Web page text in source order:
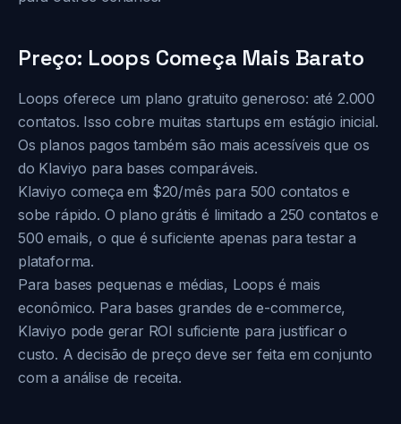
Preço: Loops Começa Mais Barato
Loops oferece um plano gratuito generoso: até 2.000
contatos. Isso cobre muitas startups em estágio inicial.
Os planos pagos também são mais acessíveis que os
do Klaviyo para bases comparáveis.
Klaviyo começa em $20/mês para 500 contatos e
sobe rápido. O plano grátis é limitado a 250 contatos e
500 emails, o que é suficiente apenas para testar a
plataforma.
Para bases pequenas e médias, Loops é mais
econômico. Para bases grandes de e-commerce,
Klaviyo pode gerar ROI suficiente para justificar o
custo. A decisão de preço deve ser feita em conjunto
com a análise de receita.